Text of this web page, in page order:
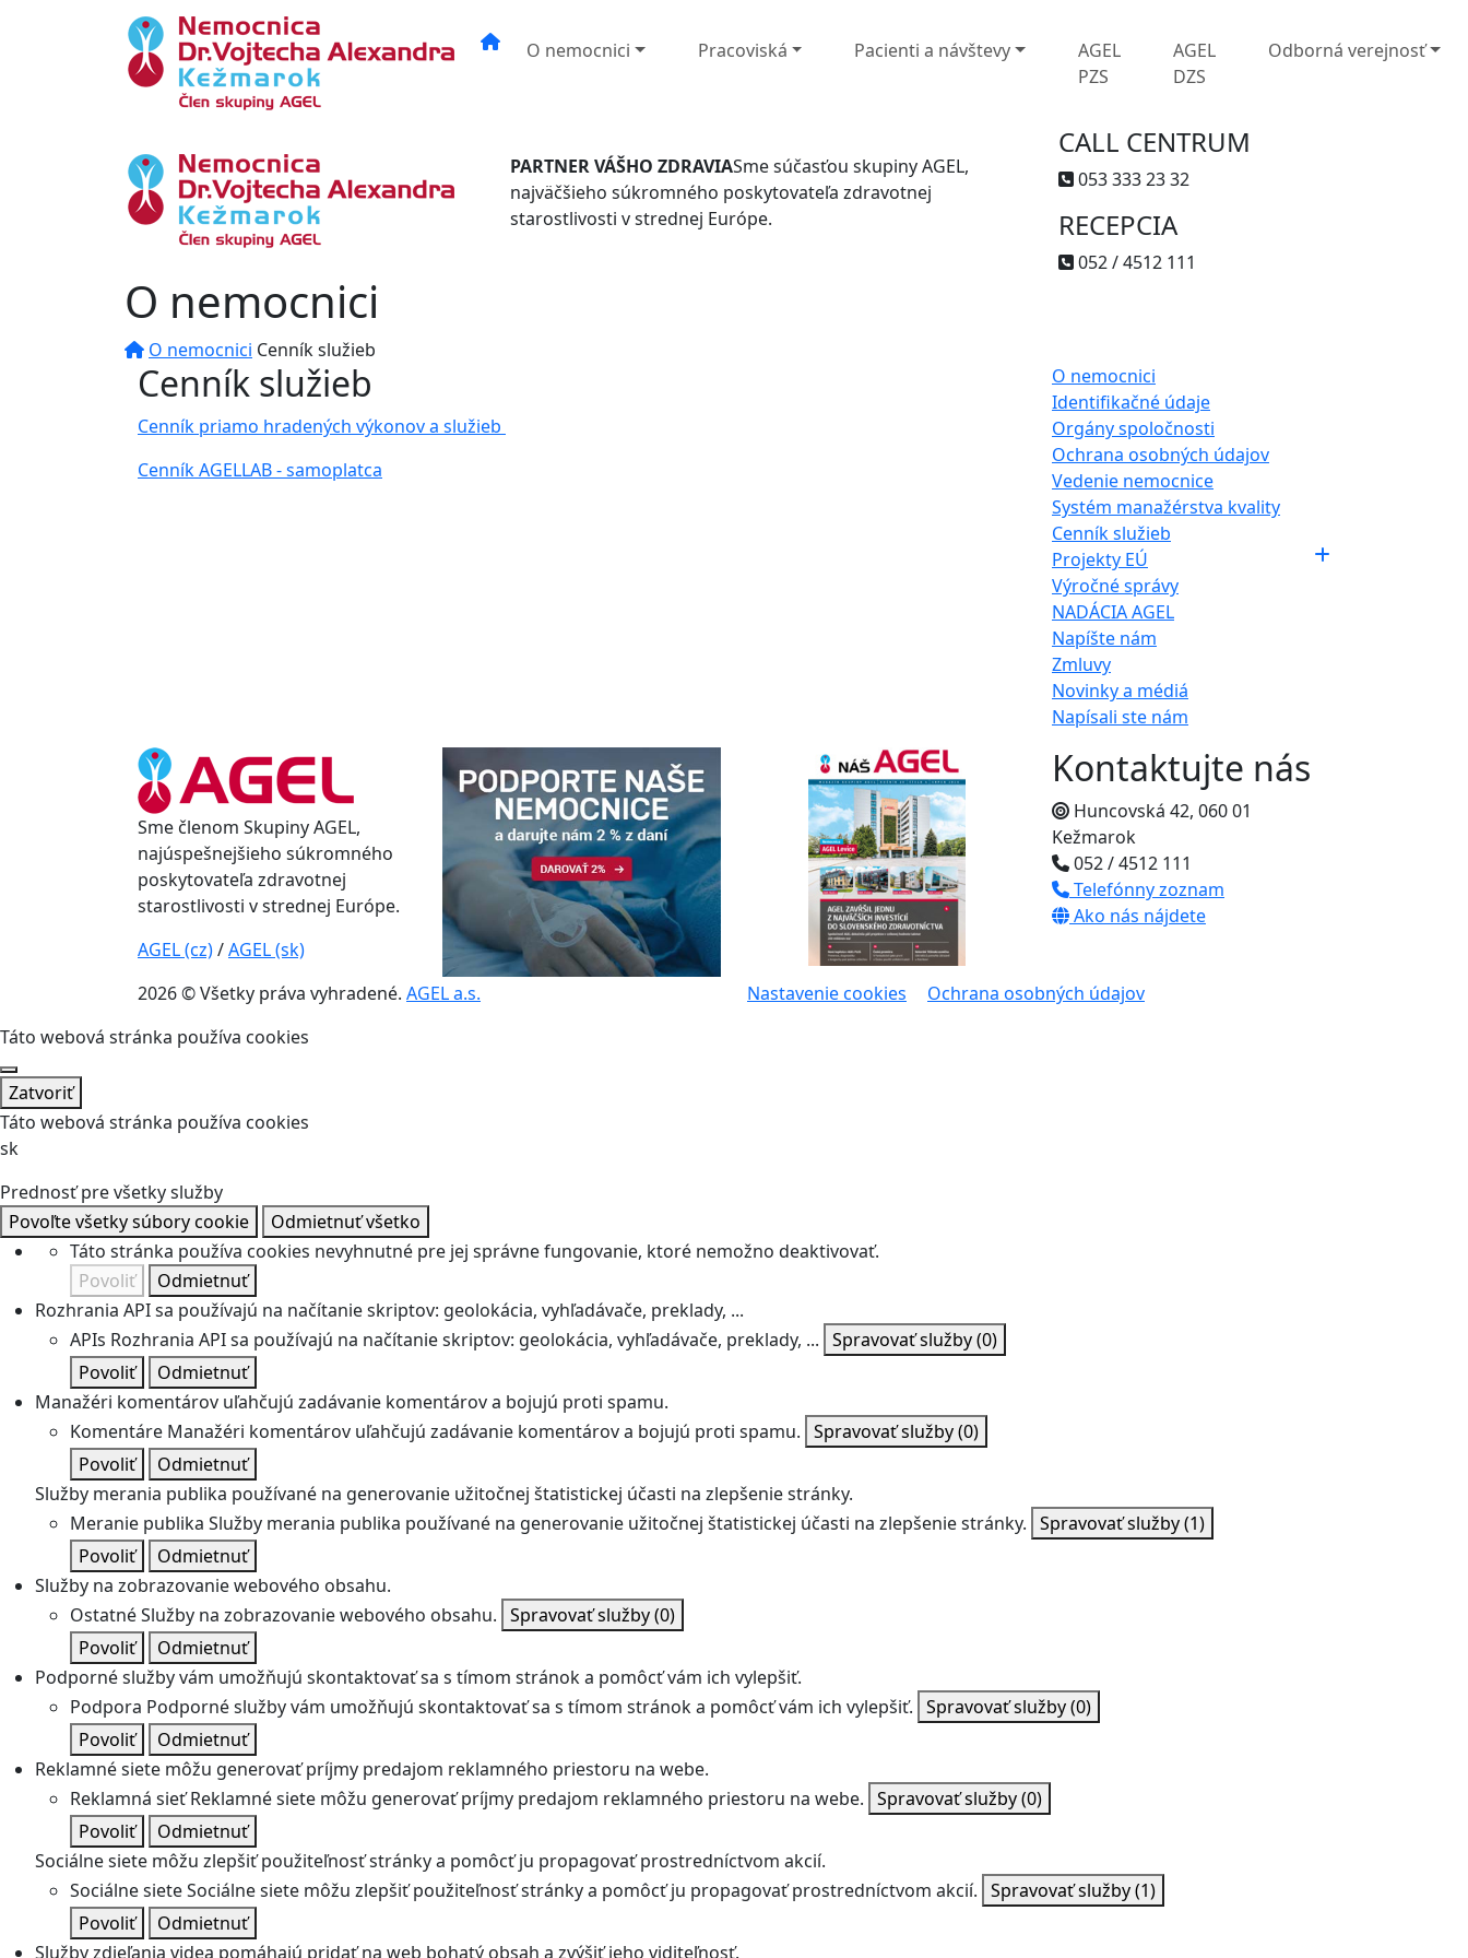
O nemocnici Pracoviská Pacienti a návštevy
AGEL
PZS
AGEL
DZS
Odborná verejnosť
PARTNER VÁŠHO ZDRAVIASme súčasťou skupiny AGEL,
najväčšieho súkromného poskytovateľa zdravotnej
starostlivosti v strednej Európe.
CALL CENTRUM
053 333 23 32
RECEPCIA
052 / 4512 111
O nemocnici
O nemocnici Cenník služieb
Cenník služieb
Cenník priamo hradených výkonov a služieb
Cenník AGELLAB - samoplatca
O nemocnici
Identifikačné údaje
Orgány spoločnosti
Ochrana osobných údajov
Vedenie nemocnice
Systém manažérstva kvality
Cenník služieb
Projekty EÚ
Výročné správy
NADÁCIA AGEL
Napíšte nám
Zmluvy
Novinky a médiá
Napísali ste nám
Sme členom Skupiny AGEL,
najúspešnejšieho súkromného
poskytovateľa zdravotnej
starostlivosti v strednej Európe.
AGEL (cz)/AGEL (sk)
Kontaktujte nás
Huncovská 42, 060 01
Kežmarok
052 / 4512 111
Telefónny zoznam
Ako nás nájdete
2026 © Všetky práva vyhradené. AGEL a.s. Nastavenie cookies
Ochrana osobných údajov
Táto webová stránka používa cookies
Zatvoriť
Táto webová stránka používa cookies
sk
Prednosť pre všetky služby
Povoľte všetky súbory cookie
Odmietnuť všetko
Táto stránka používa cookies nevyhnutné pre jej správne fungovanie, ktoré nemožno deaktivovať.
Povoliť
Odmietnuť
Rozhrania API sa používajú na načítanie skriptov: geolokácia, vyhľadávače, preklady, ...
APIs Rozhrania API sa používajú na načítanie skriptov: geolokácia, vyhľadávače, preklady, ... Spravovať služby(0)
Povoliť
Odmietnuť
Manažéri komentárov uľahčujú zadávanie komentárov a bojujú proti spamu.
Komentáre Manažéri komentárov uľahčujú zadávanie komentárov a bojujú proti spamu. Spravovať služby(0)
Povoliť
Odmietnuť
Služby merania publika používané na generovanie užitočnej štatistickej účasti na zlepšenie stránky.
Meranie publika Služby merania publika používané na generovanie užitočnej štatistickej účasti na zlepšenie stránky. Spravovať služby(1)
Povoliť
Odmietnuť
Služby na zobrazovanie webového obsahu.
OstatnéSlužby na zobrazovanie webového obsahu. Spravovať služby(0)
Povoliť
Odmietnuť
Podporné služby vám umožňujú skontaktovať sa s tímom stránok a pomôcť vám ich vylepšiť.
Podpora Podporné služby vám umožňujú skontaktovať sa s tímom stránok a pomôcť vám ich vylepšiť. Spravovať služby(0)
Povoliť
Odmietnuť
Reklamné siete môžu generovať príjmy predajom reklamného priestoru na webe.
Reklamná sieť Reklamné siete môžu generovať príjmy predajom reklamného priestoru na webe. Spravovať služby(0)
Povoliť
Odmietnuť
Sociálne siete môžu zlepšiť použiteľnosť stránky a pomôcť ju propagovať prostredníctvom akcií.
Sociálne sieteSociálne siete môžu zlepšiť použiteľnosť stránky a pomôcť ju propagovať prostredníctvom akcií. Spravovať služby(1)
Povoliť
Odmietnuť
Služby zdieľania videa pomáhajú pridať na web bohatý obsah a zvýšiť jeho viditeľnosť.